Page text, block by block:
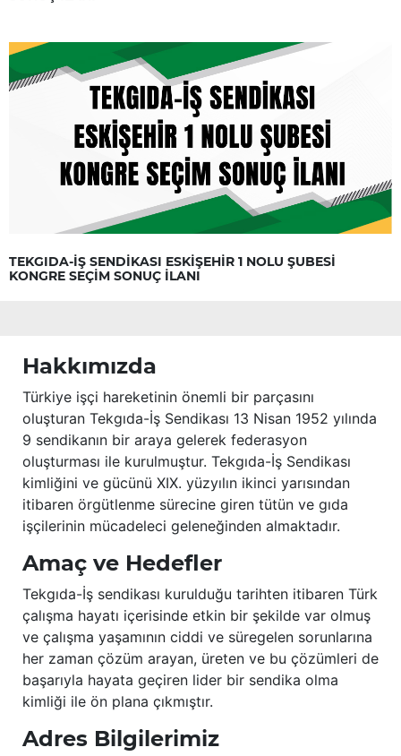
TEKGIDA-İŞ SENDİKASI ESKİŞEHİR 1 NOLU ŞUBESİ
KONGRE SEÇİM SONUÇ İLANI
Hakkımızda
Türkiye işçi hareketinin önemli bir parçasını
oluşturan Tekgıda-İş Sendikası 13 Nisan 1952 yılında
9 sendikanın bir araya gelerek federasyon
oluşturması ile kurulmuştur. Tekgıda-İş Sendikası
kimliğini ve gücünü XIX. yüzyılın ikinci yarısından
itibaren örgütlenme sürecine giren tütün ve gıda
işçilerinin mücadeleci geleneğinden almaktadır.
Amaç ve Hedefler
Tekgıda-İş sendikası kurulduğu tarihten itibaren Türk
çalışma hayatı içerisinde etkin bir şekilde var olmuş
ve çalışma yaşamının ciddi ve süregelen sorunlarına
her zaman çözüm arayan, üreten ve bu çözümleri de
başarıyla hayata geçiren lider bir sendika olma
kimliği ile ön plana çıkmıştır.
Adres Bilgilerimiz